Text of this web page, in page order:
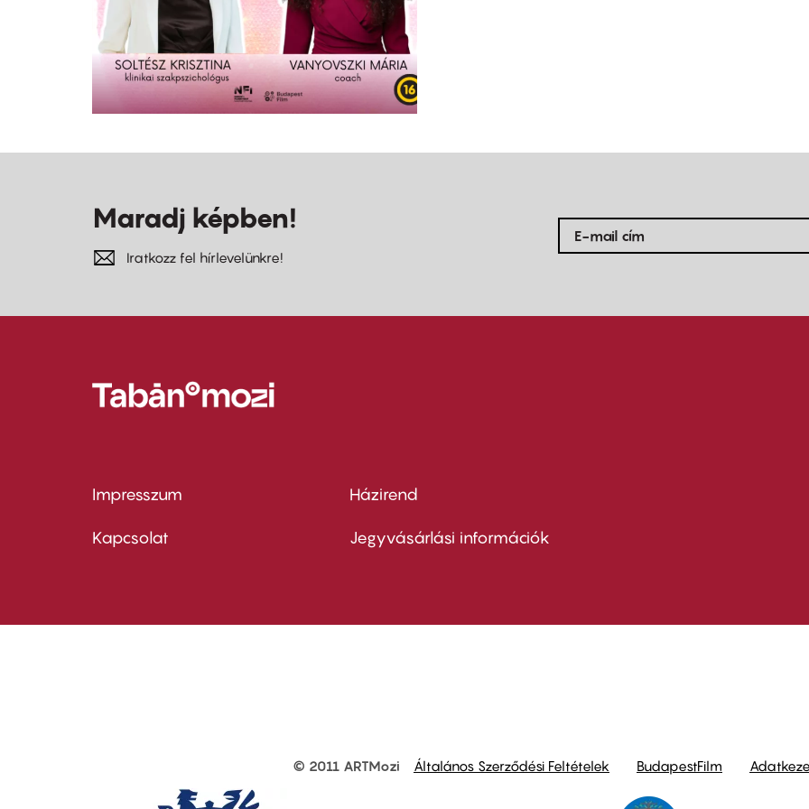
Maradj képben!
Iratkozz fel hírlevelünkre!
Footer
menu
Impresszum
Kapcsolat
Footer
menu
Házirend
Jegyvásárlási információk
© 2011 ARTMozi Általános Szerződési Feltételek BudapestFilm